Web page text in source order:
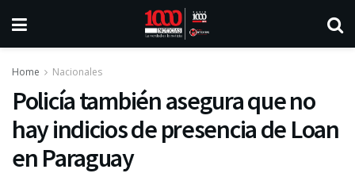
Home Nacionales
Policía también asegura que no
hay indicios de presencia de Loan
en Paraguay